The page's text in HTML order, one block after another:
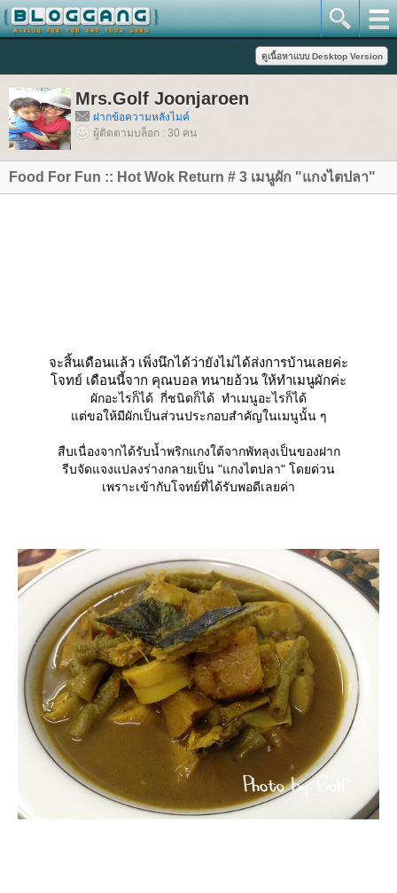
Mrs.Golf Joonjaroen
ฝากข้อความหลังไมค์
ผู้ติดตามบล็อก : 30 คน
Food For Fun :: Hot Wok Return # 3 เมนูผัก "แกงไตปลา"
จะสิ้นเดือนแล้ว เพิ่งนึกได้ว่ายังไม่ได้ส่งการบ้านเลยค่ะ
จทย์ เดือนนี้จาก คุณบอล ทนายอ้วน ห้ทำเมนูผักค่ะ
ผักอะไรก็ได้ กี่ชนิดก็ได้ ทำเมนูอะไรก็ได้
ต่ขอให้มีผักเป็นส่วนประกอบสำคัญในเมนูนั้น ๆ
สืบเนื่องจากได้รับน้ำพริกแกงใต้จากพัทลุงเป็นของฝาก
รีบจัดแจงแปลงร่างกลายเป็น "แกงไตปลา" โดยด่วน
เพราะเข้ากับโจทย์ที่ได้รับพอดีเลยค่า